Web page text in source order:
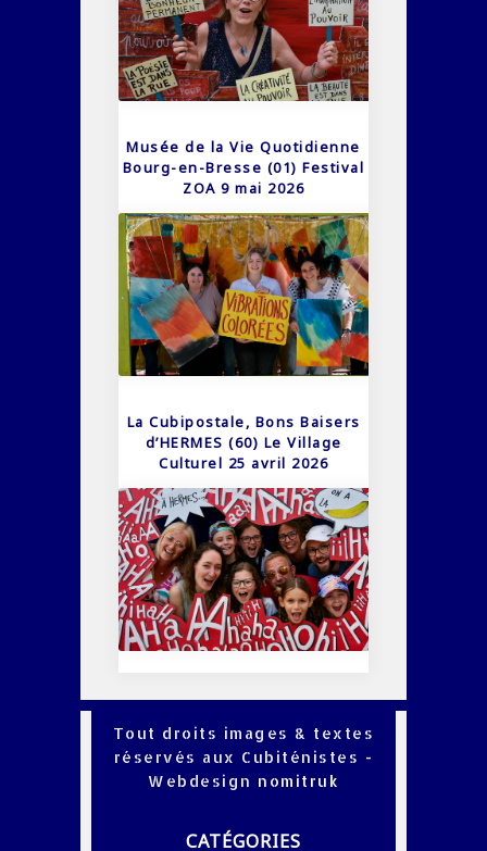
Musée de la Vie Quotidienne
Bourg-en-Bresse (01) Festival
ZOA 9 mai 2026
La Cubipostale, Bons Baisers
d’HERMES (60) Le Village
Culturel 25 avril 2026
Tout droits images & textes
réservés aux Cubiténistes -
Webdesign nomitruk
CATÉGORIES